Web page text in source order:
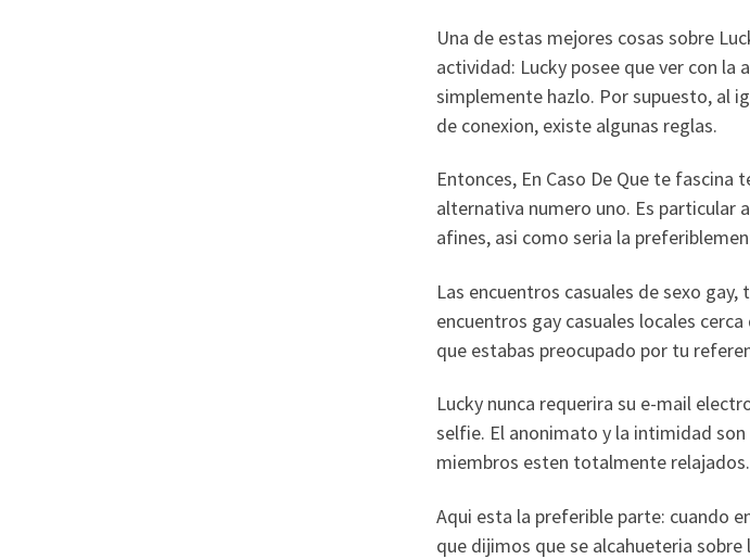
Una de estas mejores cosas sobre
actividad: Lucky posee que ver con
simplemente hazlo. Por supuesto, al
de conexion, existe algunas reglas.
Entonces, En Caso De Que te fascina
alternativa numero uno. Es particular
afines, asi­ como seri­a la
Las encuentros casuales de sexo
encuentros gay casuales locales
que estabas preocupado por tu
Lucky nunca requerira su e-mail
selfie. El anonimato y la intimidad
miembros esten totalmente relajados.
Aqui esta la preferible parte: cuando
que dijimos que se alcahueteria